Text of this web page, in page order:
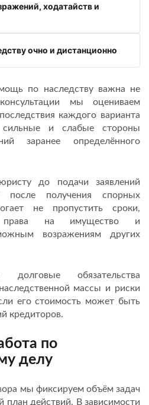
ходатайств и
очно и дистанционно
по наследству важна не
мы оцениваем
каждого варианта
сильные и слабые стороны
заранее определённого
до подачи заявлений
после получения спорных
не пропустить сроки,
права на имущество и
возражениям других
долговые обязательства
массы и риски
его стоимость может быть
кредиторов.
по
делу
мы фиксируем объём задач
план действий. В зависимости